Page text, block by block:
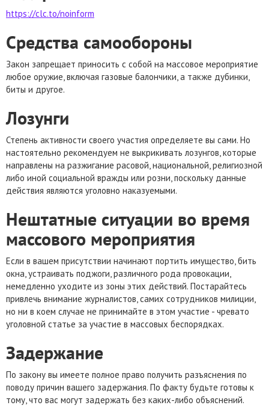
https://clc.to/noinform
Средства самообороны
Закон запрещает приносить с собой на массовое мероприятие
любое оружие, включая газовые балончики, а также дубинки,
биты и другое.
Лозунги
Степень активности своего участия определяете вы сами. Но
настоятельно рекомендуем не выкрикивать лозунгов, которые
направлены на разжигание расовой, национальной, религиозной
либо иной социальной вражды или розни, поскольку данные
действия являются уголовно наказуемыми.
Нештатные ситуации во время
массового мероприятия
Если в вашем присутствии начинают портить имущество, бить
окна, устраивать поджоги, различного рода провокации,
немедленно уходите из зоны этих действий. Постарайтесь
привлечь внимание журналистов, самих сотрудников милиции,
но ни в коем случае не принимайте в этом участие - чревато
уголовной статье за участие в массовых беспорядках.
Задержание
По закону вы имеете полное право получить разъяснения по
поводу причин вашего задержания. По факту будьте готовы к
тому, что вас могут задержать без каких-либо объяснений.